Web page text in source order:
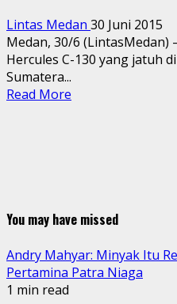
Lintas Medan 30 Juni 2015
Medan, 30/6 (LintasMedan)
Hercules C-130 yang jatuh
Sumatera...
Read More
You may have missed
Andry Mahyar: Minyak Itu
Pertamina Patra Niaga
1 min read